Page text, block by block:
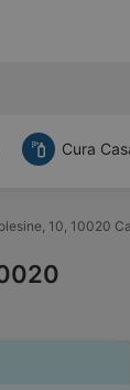
Cura
10, 10020